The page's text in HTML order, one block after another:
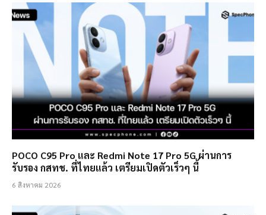
POCO C95 Pro และ Redmi Note 17 Pro 5G ผ่านการ
รับรอง กสทช. ที่ไทยแล้ว เตรียมเปิดตัวเร็วๆ นี้
6 สิงหาคม 2026